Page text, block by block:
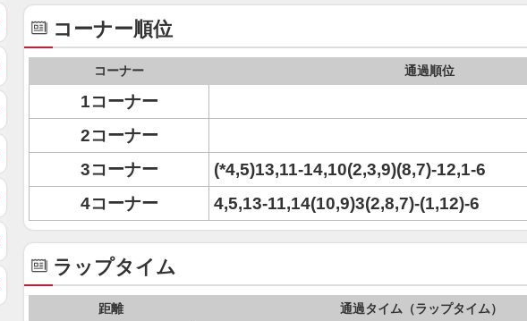
コーナー順位
コーナー 通過順位
1コーナー
2コーナー
3コーナー
(*4,5)13,11-14,10(2,3,9)(8,7)-12,1-6
4コーナー
4,5,13-11,14(10,9)3(2,8,7)-(1,12)-6
ラップタイム
距離 通過タイム（ラップタイム）